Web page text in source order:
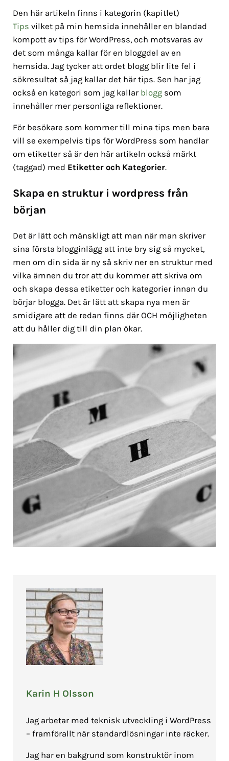
Den här artikeln finns i kategorin (kapitlet)
Tips vilket på min hemsida innehåller en blandad
kompott av tips för WordPress, och motsvaras av
det som många kallar för en bloggdel av en
hemsida. Jag tycker att ordet blogg blir lite fel i
sökresultat så jag kallar det här tips. Sen har jag
också en kategori som jag kallar bloggsom
innehåller mer personliga reflektioner.
För besökare som kommer till mina tips men bara
vill se exempelvis tips för WordPress som handlar
om etiketter så är den här artikeln också märkt
(taggad) med Etiketter och Kategorier.
Skapa en struktur i wordpress från
början
Det är lätt och mänskligt att man när man skriver
sina första blogginlägg att inte bry sig så mycket,
men om din sida är ny så skriv ner en struktur med
vilka ämnen du tror att du kommer att skriva om
och skapa dessa etiketter och kategorier innan du
börjar blogga. Det är lätt att skapa nya men är
smidigare att de redan finns där OCH möjligheten
att du håller dig till din plan ökar.
Karin H Olsson
Jag arbetar med teknisk utveckling i WordPress
– framförallt när standardlösningar inte räcker.
Jag har en bakgrund som konstruktör inom